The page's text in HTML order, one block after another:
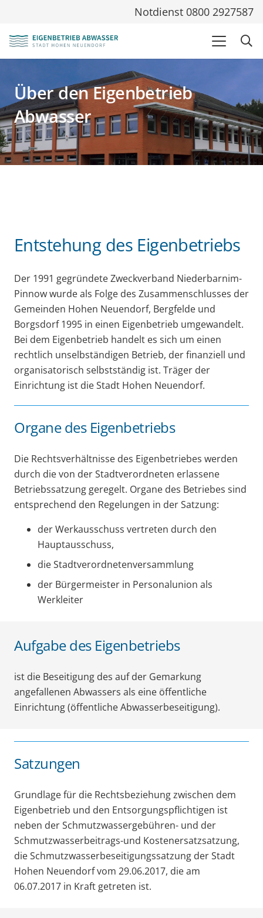
Notdienst 0800 2927587
Über den Eigenbetrieb
Abwasser
Entstehung des Eigenbetriebs
Der 1991 gegründete Zweckverband Niederbarnim-
Pinnow wurde als Folge des Zusammenschlusses der
Gemeinden Hohen Neuendorf, Bergfelde und
Borgsdorf 1995 in einen Eigenbetrieb umgewandelt.
Bei dem Eigenbetrieb handelt es sich um einen
rechtlich unselbständigen Betrieb, der finanziell und
organisatorisch selbstständig ist. Träger der
Einrichtung ist die Stadt Hohen Neuendorf.
Organe des Eigenbetriebs
Die Rechtsverhältnisse des Eigenbetriebes werden
durch die von der Stadtverordneten erlassene
Betriebssatzung geregelt. Organe des Betriebes sind
entsprechend den Regelungen in der Satzung:
der Werkausschuss vertreten durch den
Hauptausschuss,
die Stadtverordnetenversammlung
der Bürgermeister in Personalunion als
Werkleiter
Aufgabe des Eigenbetriebs
ist die Beseitigung des auf der Gemarkung
angefallenen Abwassers als eine öffentliche
Einrichtung (öffentliche Abwasserbeseitigung).
Satzungen
Grundlage für die Rechtsbeziehung zwischen dem
Eigenbetrieb und den Entsorgungspflichtigen ist
neben der Schmutzwassergebühren- und der
Schmutzwasserbeitrags-und Kostenersatzsatzung,
die Schmutzwasserbeseitigungssatzung der Stadt
Hohen Neuendorf vom 29.06.2017, die am
06.07.2017 in Kraft getreten ist.